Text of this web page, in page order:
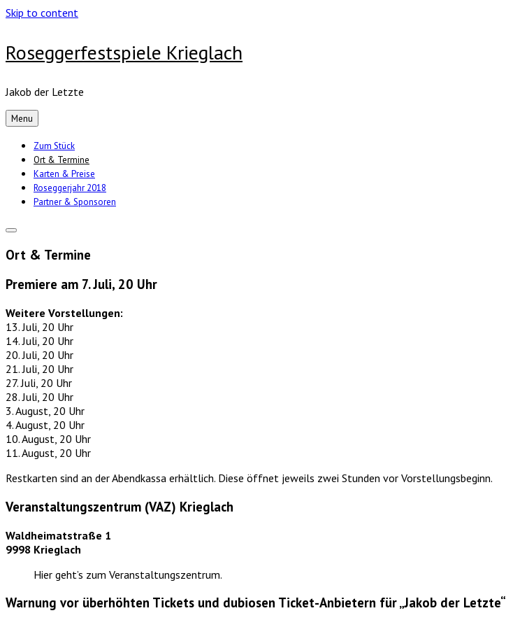
Skip to content
Roseggerfestspiele Krieglach
Jakob der Letzte
Menu
Zum Stück
Ort & Termine
Karten & Preise
Roseggerjahr 2018
Partner & Sponsoren
Ort & Termine
Premiere am 7. Juli, 20 Uhr
Weitere Vorstellungen:
13. Juli, 20 Uhr
14. Juli, 20 Uhr
20. Juli, 20 Uhr
21. Juli, 20 Uhr
27. Juli, 20 Uhr
28. Juli, 20 Uhr
3. August, 20 Uhr
4. August, 20 Uhr
10. August, 20 Uhr
11. August, 20 Uhr
Restkarten sind an der Abendkassa erhältlich. Diese öffnet jeweils zwei Stunden vor Vorstellungsbeginn.
Veranstaltungszentrum (VAZ) Krieglach
Waldheimatstraße 1
9998 Krieglach
Hier geht’s zum Veranstaltungszentrum.
Warnung vor überhöhten Tickets und dubiosen Ticket-Anbietern für „Jakob der Letzte“